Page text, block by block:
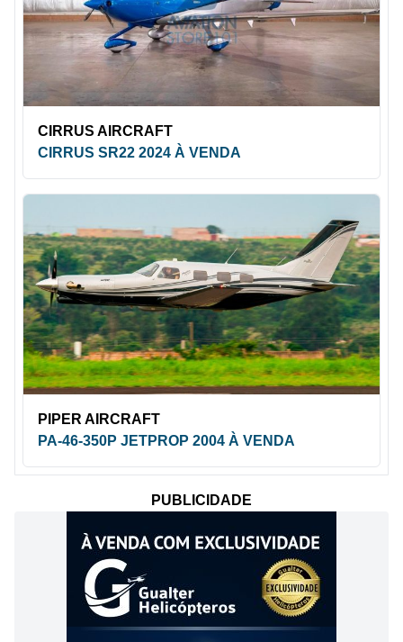
CIRRUS AIRCRAFT
CIRRUS SR22 2024 À VENDA
PIPER AIRCRAFT
PA-46-350P JETPROP 2004 À VENDA
PUBLICIDADE